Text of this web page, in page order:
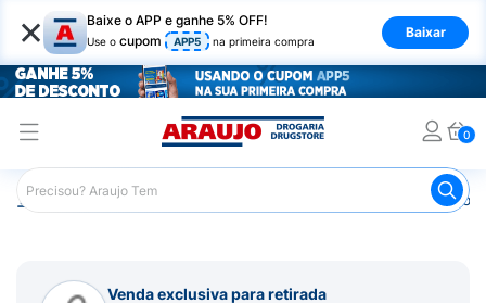
× Baixe o APP e ganhe 5% OFF!
Use o cupom APP5 na primeira compra
Baixar
0
Araujo Medicamentos Remédio
Venda exclusiva para retirada